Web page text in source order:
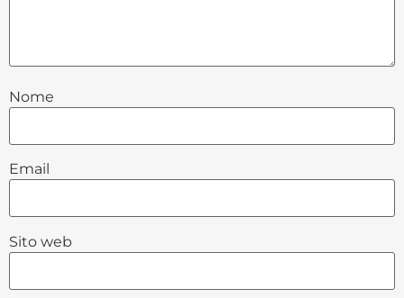
Nome
Email
Sito web